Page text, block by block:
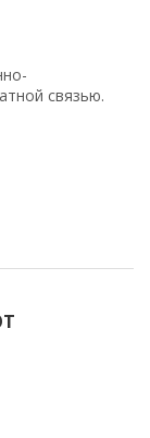
связью.